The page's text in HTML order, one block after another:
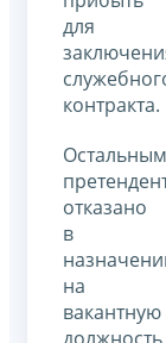
для
контракта.
Остальным
отказано
в
на
вакантную